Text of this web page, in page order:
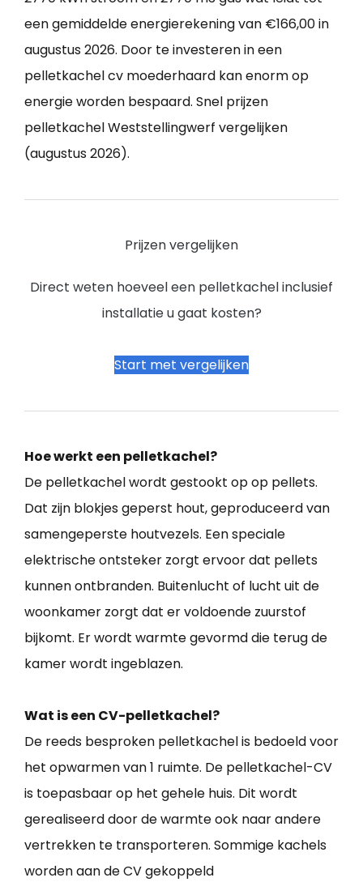
een gemiddelde energierekening van €166,00 in
augustus 2026. Door te investeren in een
pelletkachel cv moederhaard kan enorm op
energie worden bespaard. Snel prijzen
pelletkachel Weststellingwerf vergelijken
(augustus 2026).
Prijzen vergelijken
Direct weten hoeveel een pelletkachel inclusief
installatie u gaat kosten?
Start met vergelijken
Hoe werkt een pelletkachel?
De pelletkachel wordt gestookt op op pellets.
Dat zijn blokjes geperst hout, geproduceerd van
samengeperste houtvezels. Een speciale
elektrische ontsteker zorgt ervoor dat pellets
kunnen ontbranden. Buitenlucht of lucht uit de
woonkamer zorgt dat er voldoende zuurstof
bijkomt. Er wordt warmte gevormd die terug de
kamer wordt ingeblazen.
Wat is een CV-pelletkachel?
De reeds besproken pelletkachel is bedoeld voor
het opwarmen van 1 ruimte. De pelletkachel-CV
is toepasbaar op het gehele huis. Dit wordt
gerealiseerd door de warmte ook naar andere
vertrekken te transporteren. Sommige kachels
worden aan de CV gekoppeld